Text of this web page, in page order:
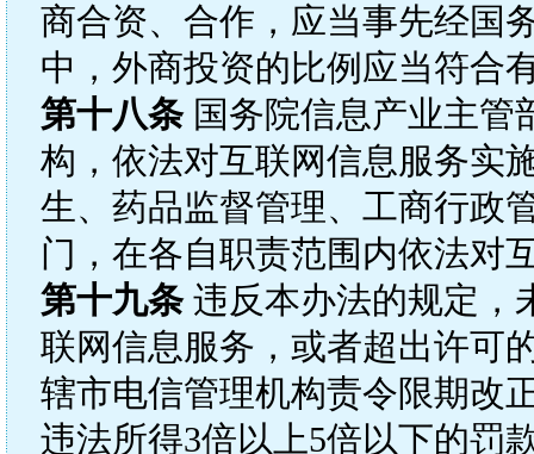
商合资、合作，应当事先经国
中，外商投资的比例应当符合
第十八条国务院信息产业主管
构，依法对互联网信息服务实
生、药品监督管理、工商行政
门，在各自职责范围内依法对
第十九条违反本办法的规定，
联网信息服务，或者超出许可
辖市电信管理机构责令限期改
违法所得3倍以上5倍以下的罚